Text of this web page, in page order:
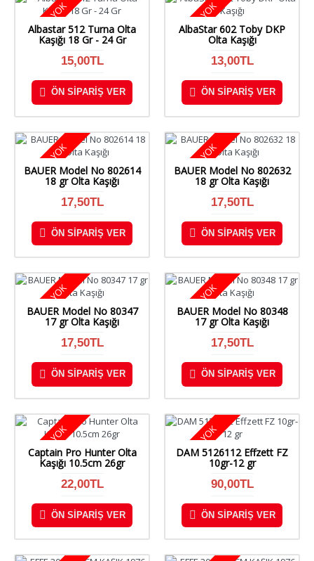
STOKTA YOK
Albastar 512 Turna Olta
Kaşığı 18 Gr - 24 Gr
15,00TL
ÖN SIPARIŞ VER
STOKTA YOK
AlbaStar 602 Toby DKP
Olta Kaşığı
13,00TL
ÖN SIPARIŞ VER
STOKTA YOK
BAUER Model No 802614
18 gr Olta Kaşığı
17,50TL
ÖN SIPARIŞ VER
STOKTA YOK
BAUER Model No 802632
18 gr Olta Kaşığı
17,50TL
ÖN SIPARIŞ VER
STOKTA YOK
BAUER Model No 80347
17 gr Olta Kaşığı
17,50TL
ÖN SIPARIŞ VER
STOKTA YOK
BAUER Model No 80348
17 gr Olta Kaşığı
17,50TL
ÖN SIPARIŞ VER
STOKTA YOK
Captain Pro Hunter Olta
Kaşığı 10.5cm 26gr
22,00TL
ÖN SIPARIŞ VER
STOKTA YOK
DAM 5126112 Effzett FZ
10gr-12 gr
90,00TL
ÖN SIPARIŞ VER